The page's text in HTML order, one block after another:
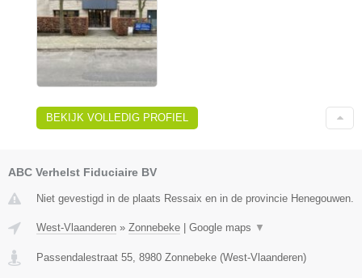
BEKIJK VOLLEDIG PROFIEL
ABC Verhelst Fiduciaire BV
Niet gevestigd in de plaats Ressaix en in de provincie Henegouwen.
West-Vlaanderen » Zonnebeke Google maps ▼
Passendalestraat 55, 8980 Zonnebeke (West-Vlaanderen)